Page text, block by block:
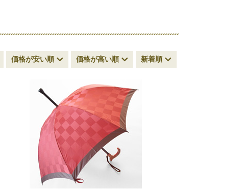
価格が安い順 価格が高い順
新着順